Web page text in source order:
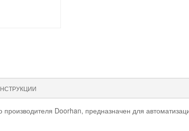
производителя Doorhan, предназначен для